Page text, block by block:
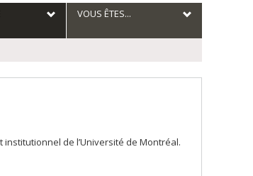
la
langue
VOUS ÊTES...
institutionnel de l’Université de Montréal.